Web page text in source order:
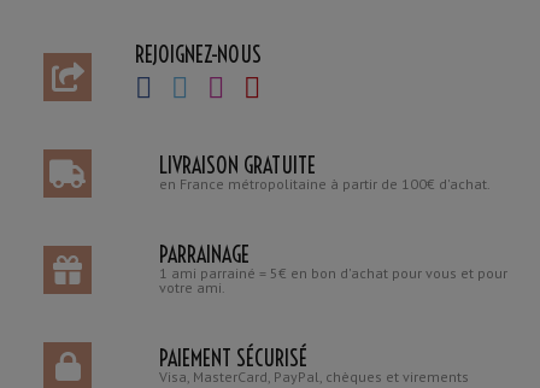
REJOIGNEZ-NOUS
LIVRAISON GRATUITE
en France métropolitaine à partir de 100€ d'achat.
PARRAINAGE
1 ami parrainé = 5€ en bon d'achat pour vous et pour
votre ami.
PAIEMENT SÉCURISÉ
Visa, MasterCard, PayPal, chèques et virements